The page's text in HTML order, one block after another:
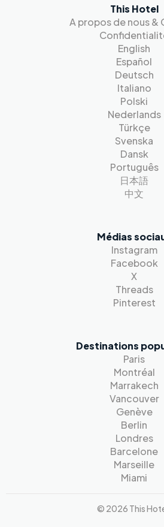
This Hotel
A propos de nous &
English
Español
Deutsch
Italiano
Polski
Nederlands
Türkçe
Svenska
Dansk
Português
日本語
中文
Médias
Instagram
Facebook
X
Threads
Pinterest
Destinations
Paris
Montréal
Marrakech
Vancouver
Genève
Berlin
Londres
Barcelone
Marseille
Miami
© 2026 This